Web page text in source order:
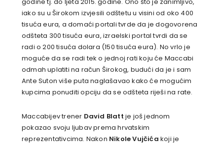
godine tj. do ljeta 2015. godine. Ono što je zanimljivo,
iako su u Širokom izvjesili odštetu u visini od oko 400
tisuća eura, a domaći portali tvrde da je dogovorena
odšteta 300 tisuća eura, izraelski portal tvrdi da se
radi o 200 tisuća dolara (150 tisuća eura). No vrlo je
moguće da se radi tek o jednoj rati koju će Maccabi
odmah uplatiti na račun Širokog, budući da je i sam
Ante Suton više puta naglašavao kako će mogućim
kupcima ponuditi opciju da se odšteta riješi na rate.
Maccabijev trener David Blatt je još jednom
pokazao svoju ljubav prema hrvatskim
reprezentativcima. Nakon Nikole Vujčića koji je